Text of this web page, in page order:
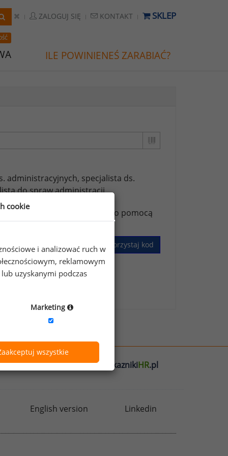
ZALOGUJ SIĘ KONTAKT SKLEP
ILE POWINIENEŚ ZARABIAĆ?
administracyjnych, specjalista ds.
do spraw administracji.
stanowisk możesz za jego pomocą
Wykorzystaj kod
Badaniu Wynagrodzeń
badaniaHR.pl wskaznikiHR.pl
English version Linkedin
cookie
i analizować ruch w
reklamowym
uzyskanymi podczas
Marketing
wszystkie